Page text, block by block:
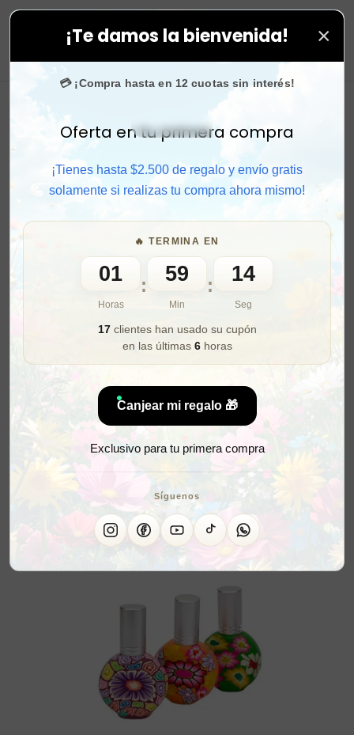
¡Te damos la bienvenida! ×
💳 ¡Compra hasta en 12 cuotas sin interés!
Activar sonido
Oferta en tu primera compra
¡Tienes hasta $2.500 de regalo y envío gratis
solamente si realizas tu compra ahora mismo!
🔥 TERMINA EN
01
Horas
: 59
Min
: 12
Seg
17clientes han usado su cupón
en las últimas 6horas
Canjear mi regalo 🎁
Exclusivo para tu primera compra
Síguenos
+50.000 fans enInstagramconfían en nosotros.•